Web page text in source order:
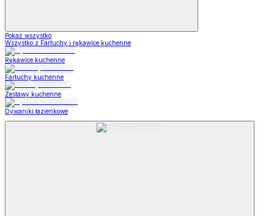
Pokaż wszystko
Wszystko z Fartuchy i rękawice kuchenne
Rękawice kuchenne
Fartuchy kuchenne
Zestawy kuchenne
Dywaniki łazienkowe